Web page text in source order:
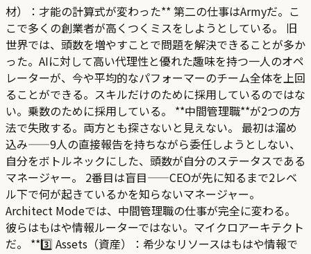
材）：才能の計算式が変わった** 第二の仕事はArmyだ。こ
こで多くの創業者が高くつくミスをしようとしている。 旧
世界では、頭数を増やすことで問題を解決できることが多か
った。AIに対して高い代理性と優れた趣味を持つ一人のオペ
レーターが、今や平均的なパフォーマーのチーム全体を上回
ることができる。スキルだけのために採用しているのではな
い。乗数のために採用している。 **中間管理職**が2つの方
法で失敗する。両方とも探さないと見えない。 最初は溜め
込み——9人の直接報告を持ちながら委任しようとしない、
自分をボトルネックにした、頭数が自分のステータスである
マネージャー。 2番目は盲目——CEOが先に知るまで2レベ
ル下で何が起きているかを知らないマネージャー。
Architect Modeでは、中間管理職の仕事が完全に変わる。
彼らはもはや情報ルーターではない。マイクロアーキテクト
だ。 **3️⃣ Assets（資産）：希少なリソースはもはや情報で